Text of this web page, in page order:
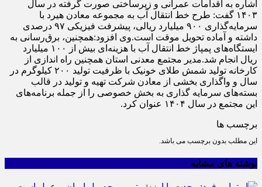
اشاره به اقدامات عمرانی و زیرساختی صورت گرفته در سال
۱۴۰۳ گفت: طرح خط انتقال آب به مجموعه معادن هیرد با
سرمایه‌گذاری ۹۰۰ میلیارد ریالی، پیشرفت فیزیکی ۹۷ درصدی
داشته و آماده تحویل موقت است.وی افزود:همچنین، برق‌رسانی به
ایستگاه‌های پمپاژ خط انتقال آب با هزینه‌ای بیش از ۱۰۰ میلیارد
ریال انجام شد.مدیر مجتمع معدنی استان همچنین راه اندازی از
کارخانه تولید شمش طلای خونیک با ظرفیت تولید ۲۰۰ کیلوگرم در
سال و واگذاری بخشی از معادن شرکت تهیه و تولید در قالب
بسته‌های سرمایه گذاری به بخش خصوصی را از جمله برنامه‌های
این مجتمع در سال ۱۴۰۴ عنوان کرد.
برچسب ها
این مطلب بدون برچسب می باشد.
نوشته های مشابه